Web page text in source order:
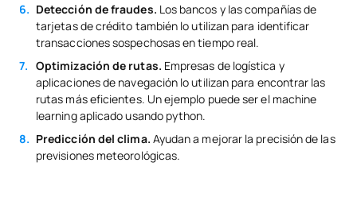
Detección de fraudes. Los bancos y las compañías de
tarjetas de crédito también lo utilizan para identificar
transacciones sospechosas en tiempo real.
Optimización de rutas. Empresas de logística y
aplicaciones de navegación lo utilizan para encontrar las
rutas más eficientes. Un ejemplo puede ser el machine
learning aplicado usando python.
Predicción del clima. Ayudan a mejorar la precisión de las
previsiones meteorológicas.